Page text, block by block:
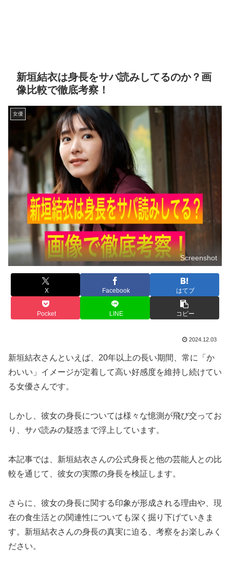
新垣結衣は身長をサバ読みしてるのか？画
像比較で徹底考察！
女優
Screenshot
X Facebook はてブ
Pocket LINE コピー
2024.12.03
新垣結衣さんといえば、20年以上の長い期間、常に「か
わいい」イメージが定着して高い好感度を維持し続けてい
る女優さんです。
しかし、彼女の身長については様々な憶測が飛び交ってお
り、サバ読みの疑惑まで浮上しています。
本記事では、新垣結衣さんの公式身長と他の芸能人との比
較を通じて、彼女の実際の身長を検証します。
さらに、彼女の身長に関する印象が形成される理由や、現
在の食生活との関連性についても深く掘り下げていきま
す。新垣結衣さんの身長の真実に迫る、考察をお楽しみく
ださい。